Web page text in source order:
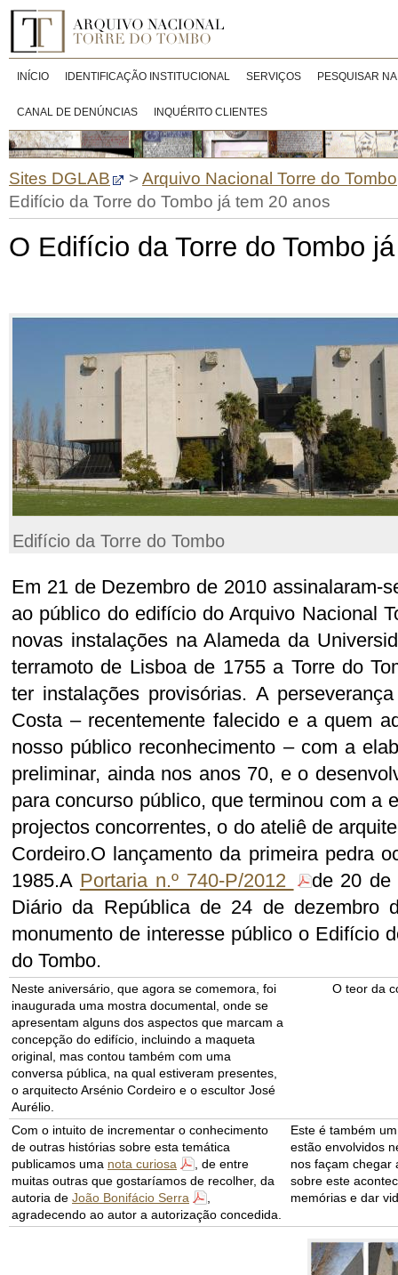
INÍCIO IDENTIFICAÇÃO INSTITUCIONAL SERVIÇOS PESQUISAR
CANAL DE DENÚNCIAS INQUÉRITO CLIENTES
Sites DGLAB >Arquivo Nacional Torre do Tombo
Edifício da Torre do Tombo já tem 20 anos
O Edifício da Torre do Tombo
Edifício da Torre do Tombo
Em 21 de Dezembro de 2010 assinalaram-
ao público do edifício do Arquivo Nacional
novas instalações na Alameda da
terramoto de Lisboa de 1755 a Torre do
ter instalações provisórias. A
Costa – recentemente falecido e a quem
nosso público reconhecimento – com a
preliminar, ainda nos anos 70, e o
para concurso público, que terminou com a
projectos concorrentes, o do ateliê de
Cordeiro.O lançamento da primeira pedra
1985.A Portaria n.º 740-P/2012
de 20 de
Diário da República de 24 de dezembro
monumento de interesse público o Edifício
do Tombo.
Neste aniversário, que agora se comemora, foi
inaugurada uma mostra documental, onde se
apresentam alguns dos aspectos que marcam a
concepção do edifício, incluindo a maqueta
original, mas contou também com uma
conversa pública, na qual estiveram presentes,
o arquitecto Arsénio Cordeiro e o escultor José
Aurélio.
O teor da
Com o intuito de incrementar o conhecimento
de outras histórias sobre esta temática
publicamos uma nota curiosa
, de entre
muitas outras que gostaríamos de recolher, da
autoria de João Bonifácio Serra
agradecendo ao autor a autorização concedida.
Este é também
estão envolvidos
nos façam chegar
sobre este
memórias e dar